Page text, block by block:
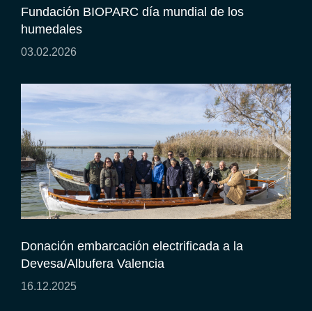
Fundación BIOPARC día mundial de los
humedales
03.02.2026
Donación embarcación electrificada a la
Devesa/Albufera Valencia
16.12.2025